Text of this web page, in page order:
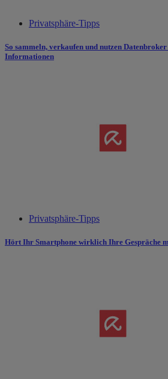
Privatsphäre-Tipps
So sammeln, verkaufen und nutzen
Informationen
Privatsphäre-Tipps
Hört Ihr Smartphone wirklich Ihre Gespräche